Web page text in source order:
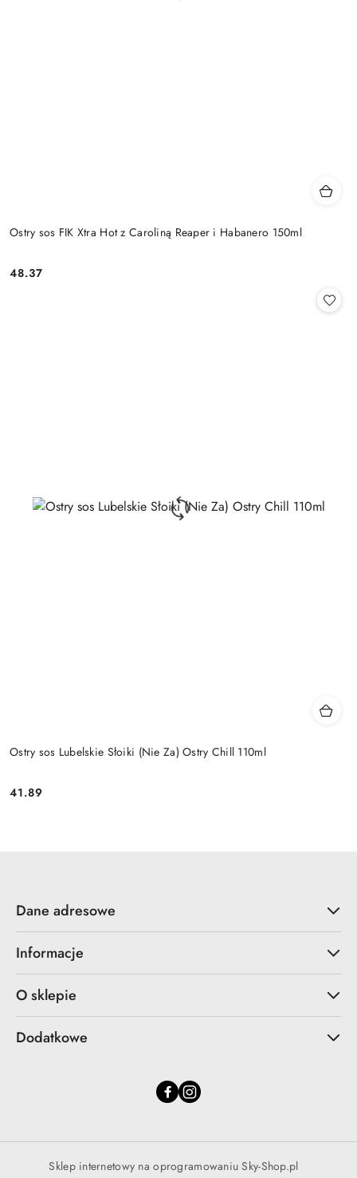
Ostry sos FIK Xtra Hot z Caroliną Reaper i Habanero 150ml
Cena:
48.37
Ostry sos Lubelskie Słoiki (Nie Za) Ostry Chill 110ml
Cena:
41.89
Dane adresowe
Informacje
O sklepie
Dodatkowe
Sklep internetowy na oprogramowaniu Sky-Shop.pl